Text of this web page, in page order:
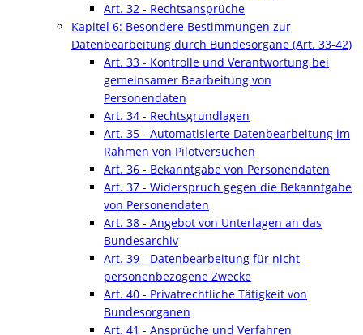
Art. 32 - Rechtsansprüche
Kapitel 6: Besondere Bestimmungen zur
Datenbearbeitung durch Bundesorgane (Art. 33-42)
Art. 33 - Kontrolle und Verantwortung bei
gemeinsamer Bearbeitung von
Personendaten
Art. 34 - Rechtsgrundlagen
Art. 35 - Automatisierte Datenbearbeitung im
Rahmen von Pilotversuchen
Art. 36 - Bekanntgabe von Personendaten
Art. 37 - Widerspruch gegen die Bekanntgabe
von Personendaten
Art. 38 - Angebot von Unterlagen an das
Bundesarchiv
Art. 39 - Datenbearbeitung für nicht
personenbezogene Zwecke
Art. 40 - Privatrechtliche Tätigkeit von
Bundesorganen
Art. 41 - Ansprüche und Verfahren